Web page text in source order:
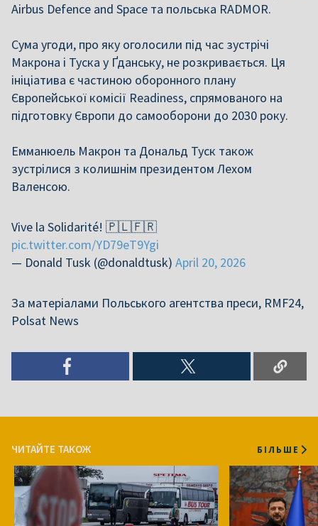
Airbus Defence and Space та польська RADMOR.
Сума угоди, про яку оголосили під час зустрічі
Макрона і Туска у Ґданську, не розкривається. Ця
ініціатива є частиною оборонного плану
Європейської комісії Readiness, спрямованого на
підготовку Європи до самооборони до 2030 року.
Емманюель Макрон та Дональд Туск також
зустрілися з колишнім президентом Лехом
Валенсою.
Vive la Solidarité! 🇵🇱🇫🇷
pic.twitter.com/YD79eT9Ygi
— Donald Tusk (@donaldtusk) April 20, 2026
За матеріалами Польського агентства преси, RMF24,
Polsat News
ЧИТАЙТЕ ТАКОЖ БІЛЬШЕ